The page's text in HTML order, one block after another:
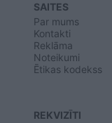
SAITES
Par mums
Kontakti
Reklāma
Noteikumi
Ētikas kodekss
REKVIZĪTI